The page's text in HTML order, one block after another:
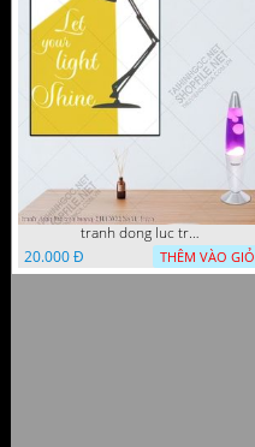
tranh dong luc treo tuong 24112022 ho t1
20.000 Đ
THÊM VÀO GIỎ